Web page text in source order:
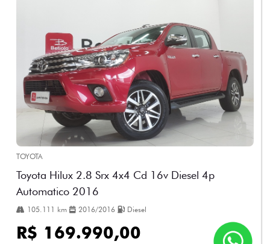
TOYOTA
Toyota Hilux 2.8 Srx 4x4 Cd 16v Diesel 4p
Automatico 2016
105.111 km 2016/2016 Diesel
R$ 169.990,00